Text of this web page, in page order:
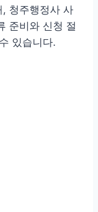
청주행정사 사
준비와 신청 절
있습니다.